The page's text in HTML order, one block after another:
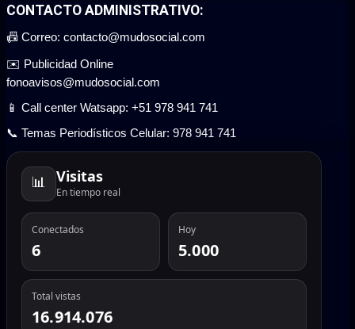
CONTACTO ADMINISTRATIVO:
📠 Correo: contacto@mudosocial.com
✉️ Publicidad Online
fonoavisos@mudosocial.com
📱 Call center Watsapp: +51 978 941 741
📞 Temas Periodísticos Celular: 978 941 741
📊 Visitas
En tiempo real
Conectados
6
Hoy
5.000
Total vistas
16.914.076